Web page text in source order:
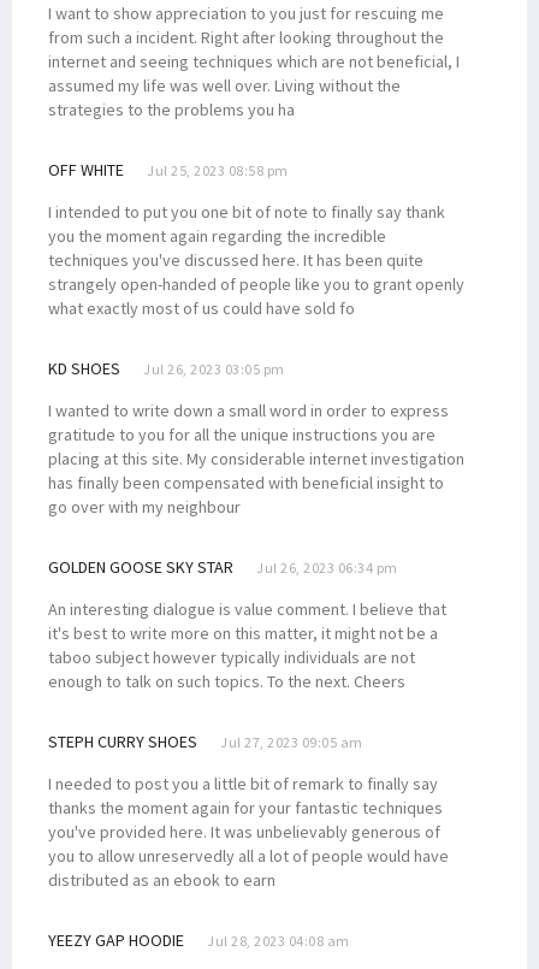
I want to show appreciation to you just for rescuing me
from such a incident. Right after looking throughout the
internet and seeing techniques which are not beneficial, I
assumed my life was well over. Living without the
strategies to the problems you ha
OFF WHITE Jul 25, 2023 08:58 pm
I intended to put you one bit of note to finally say thank
you the moment again regarding the incredible
techniques you've discussed here. It has been quite
strangely open-handed of people like you to grant openly
what exactly most of us could have sold fo
KD SHOES Jul 26, 2023 03:05 pm
I wanted to write down a small word in order to express
gratitude to you for all the unique instructions you are
placing at this site. My considerable internet investigation
has finally been compensated with beneficial insight to
go over with my neighbour
GOLDEN GOOSE SKY STAR Jul 26, 2023 06:34 pm
An interesting dialogue is value comment. I believe that
it's best to write more on this matter, it might not be a
taboo subject however typically individuals are not
enough to talk on such topics. To the next. Cheers
STEPH CURRY SHOES Jul 27, 2023 09:05 am
I needed to post you a little bit of remark to finally say
thanks the moment again for your fantastic techniques
you've provided here. It was unbelievably generous of
you to allow unreservedly all a lot of people would have
distributed as an ebook to earn
YEEZY GAP HOODIE Jul 28, 2023 04:08 am